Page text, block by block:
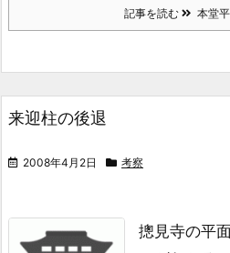
記事を読む 本堂
来迎柱の後退
2008年4月2日 考察
摠見寺の平